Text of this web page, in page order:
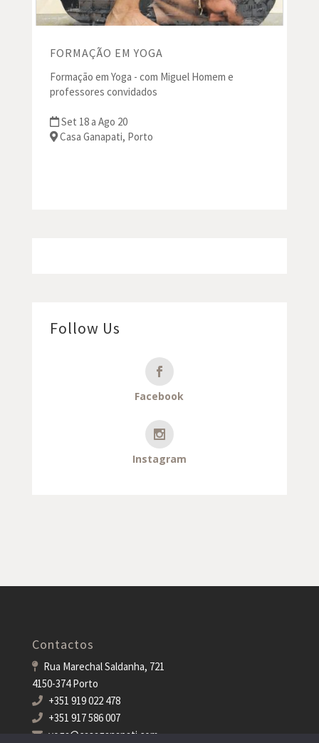
FORMAÇÃO EM YOGA
Formação em Yoga - com Miguel Homem e
professores convidados
Set 18 a Ago 20
Casa Ganapati, Porto
Follow Us
Facebook
Instagram
Contactos
Rua Marechal Saldanha, 721
4150-374 Porto
+351 919 022 478
+351 917 586 007
yoga@casaganapati.com